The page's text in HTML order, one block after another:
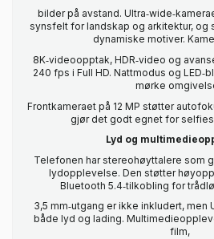
bilder på avstand.
synsfelt for landskap og arkitektur, og
dynamiske motiver.
8K‑videoopptak, HDR‑video og
240 fps i Full HD. Nattmodus og
mørke
Frontkameraet på 12 MP støtter
gjør det godt egnet for
Lyd og
Telefonen har stereohøyttalere som
lydopplevelse. Den støtter
Bluetooth 5.4‑tilkobling for
3,5 mm‑utgang er ikke inkludert, men
både lyd og lading.
film,